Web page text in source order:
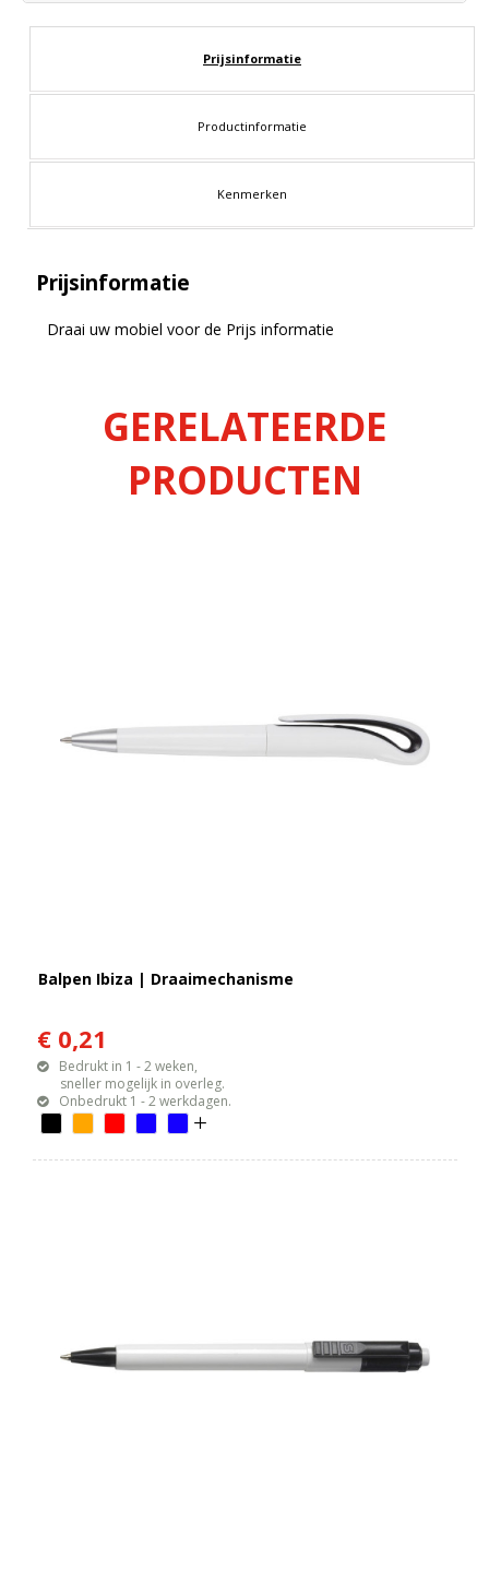
Prijsinformatie
Productinformatie
Kenmerken
Prijsinformatie
Draai uw mobiel voor de Prijs informatie
GERELATEERDE
PRODUCTEN
Balpen Ibiza | Draaimechanisme
€ 0,21
Bedrukt in 1 - 2 weken,
sneller mogelijk in overleg.
Onbedrukt 1 - 2 werkdagen.